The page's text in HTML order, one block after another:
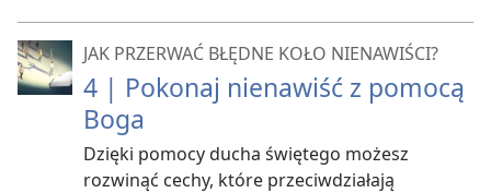
JAK PRZERWAĆ BŁĘDNE KOŁO NIENAWIŚCI?
4 | Pokonaj nienawiść z pomocą
Boga
Dzięki pomocy ducha świętego możesz
rozwinąć cechy, które przeciwdziałają